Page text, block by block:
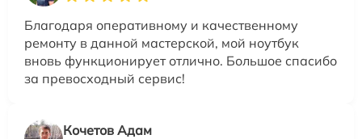
Благодаря оперативному и качественному
ремонту в данной мастерской, мой ноутбук
вновь функционирует отлично. Большое спасибо
за превосходный сервис!
Кочетов Адам